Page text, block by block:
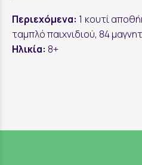
Περιεχόμενα: 1 κουτί
ταμπλό παιχνιδιού, 84
Ηλικία: 8+